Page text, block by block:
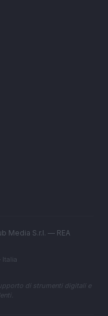
Media S.r.l. — REA
di strumenti digitali e